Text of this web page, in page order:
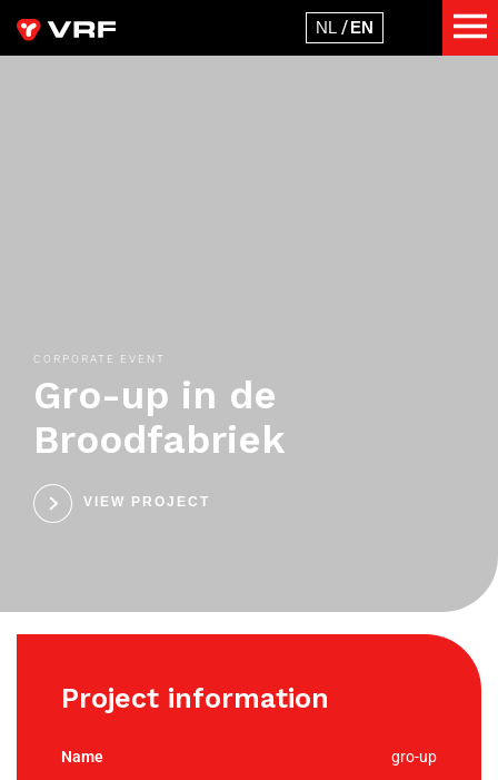
CORPORATE EVENT
Gro-up in de
Broodfabriek
VIEW PROJECT
Project information
gro-up